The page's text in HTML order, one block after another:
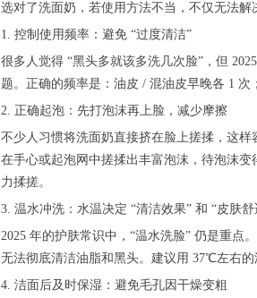
选对了洗面奶，若使用方法不当，不仅无法
1. 控制使用频率：避免 “过度清洁”
很多人觉得 “黑头多就该多洗几次脸”，但
题。正确的频率是：油皮 / 混油皮早晚各 1 次
2. 正确起泡：先打泡沫再上脸，减少摩擦
不少人习惯将洗面奶直接挤在脸上搓揉，这
在手心或起泡网中搓揉出丰富泡沫，待泡沫
力揉搓。
3. 温水冲洗：水温决定 “清洁效果” 和 “皮肤舒
2025 年的护肤常识中，“温水洗脸” 仍是重
无法彻底清洁油脂和黑头。建议用 37℃左右
4. 洁面后及时保湿：避免毛孔因干燥变粗